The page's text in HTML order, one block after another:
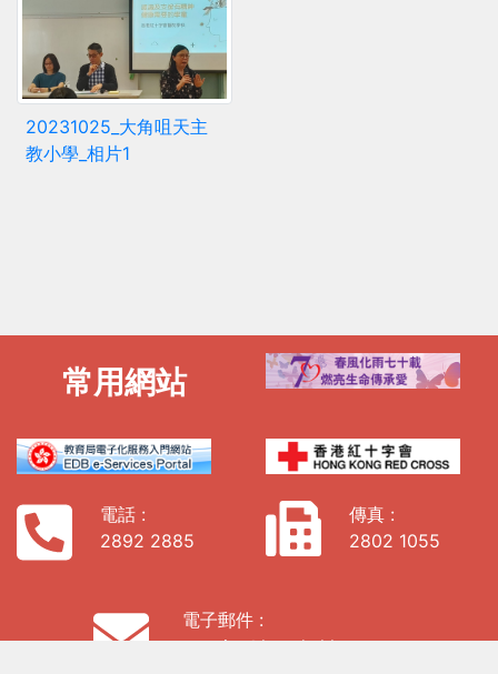
20231025_大角咀天主
教小學_相片1
常用網站
電話 :
2892 2885
傳真 :
2802 1055
電子郵件 :
enquiry@hs.edu.hk